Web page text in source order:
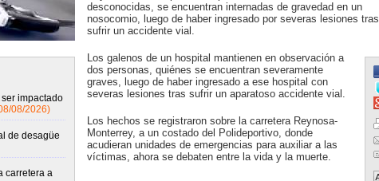
impactado
08/2026)
de desagüe
carretera a
desconocidas, se encuentran internadas de gravedad en un
nosocomio, luego de haber ingresado por severas lesiones tras
sufrir un accidente vial.
Los galenos de un hospital mantienen en observación a
dos personas, quiénes se encuentran severamente
graves, luego de haber ingresado a ese hospital con
severas lesiones tras sufrir un aparatoso accidente vial.
Los hechos se registraron sobre la carretera Reynosa-
Monterrey, a un costado del Polideportivo, donde
acudieran unidades de emergencias para auxiliar a las
víctimas, ahora se debaten entre la vida y la muerte.